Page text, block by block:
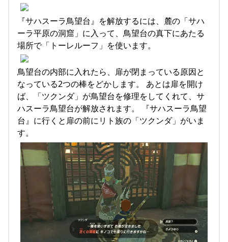
『サハスーラ鳥望台』を解放するには、麓の「サハ
ーラ平原の洞窟」に入って、鳥望台の真下にあたる
場所で「トーレルーフ」を使います。
鳥望台の内部に入れたら、扉が閉まっている原因と
なっている2つの棒をどかします。 あとは扉を開け
ば、「ツクンダ」が鳥望台を修理をしてくれて、サ
ハスーラ鳥望台が解放されます。 『サハスーラ鳥望
台』に行くと扉の前にリト族の「ツクンダ」がいま
す。